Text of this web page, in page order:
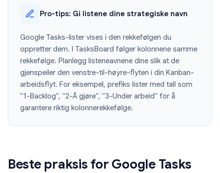
Pro-tips: Gi listene dine strategiske navn
Google Tasks-lister vises i den rekkefølgen du
oppretter dem. I TasksBoard følger kolonnene samme
rekkefølge. Planlegg listeneavnene dine slik at de
gjenspeiler den venstre-til-høyre-flyten i din Kanban-
arbeidsflyt. For eksempel, prefiks lister med tall som
"1-Backlog", "2-Å gjøre", "3-Under arbeid" for å
garantere riktig kolonnerekkefølge.
Beste praksis for Google Tasks